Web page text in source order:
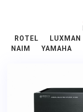
ROTEL
LUXMAN
NAIM
YAMAHA